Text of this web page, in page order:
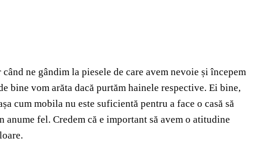
ne gândim la piesele de care avem nevoie și începem
bine vom arăta dacă purtăm hainele respective. Ei bine,
cum mobila nu este suficientă pentru a face o casă să
fel. Credem că e important să avem o atitudine